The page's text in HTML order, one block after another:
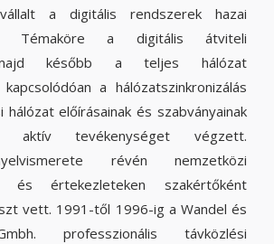
a digitális rendszerek hazai
Témaköre a digitális átviteli
később a teljes hálózat
a hálózatszinkronizálás
előírásainak és szabványainak
aktív tevékenységet végzett.
révén nemzetközi
és értekezleteken szakértőként
vett. 1991-től 1996-ig a Wandel és
professzionális távközlési